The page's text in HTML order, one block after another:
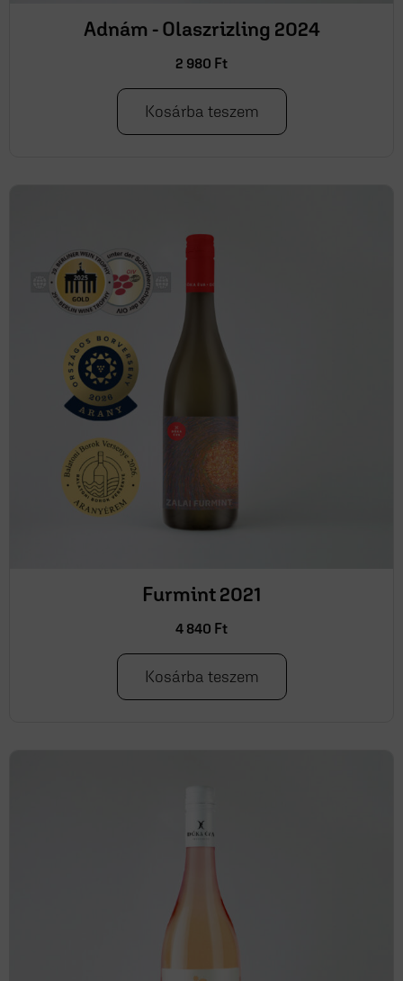
Adnám - Olaszrizling 2024
2 980 Ft
Kosárba teszem
Furmint 2021
4 840 Ft
Kosárba teszem